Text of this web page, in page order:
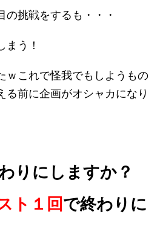
挑戦をするも・・・
まう！
ｗこれで怪我でもしようもの
る前に企画がオシャカになり
りにしますか？
ト１回で終わりに